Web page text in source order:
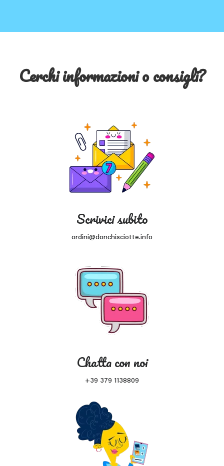
Cerchi informazioni o consigli?
Scrivici subito
ordini@donchisciotte.info
Chatta con noi
+39 379 1138809